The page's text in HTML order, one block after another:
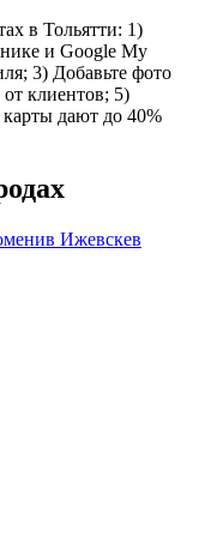
в Тольятти: 1)
и Google My
3) Добавьте фото
клиентов; 5)
дают до 40%
в Ижевскев